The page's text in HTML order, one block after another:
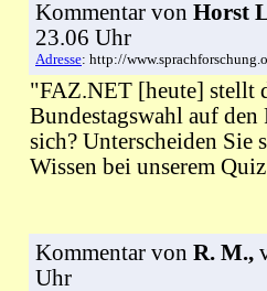
Kommentar von Horst
23.06 Uhr
Adresse: http://
"FAZ.NET [heute] stellt
Bundestagswahl auf
sich? Unterscheiden Sie
Wissen bei unserem
Kommentar von R. M.,
Uhr